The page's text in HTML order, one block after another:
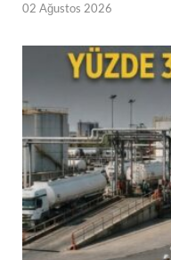
02 Ağustos 2026